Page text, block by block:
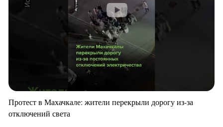
Протест в Махачкале: жители перекрыли дорогу из-за
отключений света